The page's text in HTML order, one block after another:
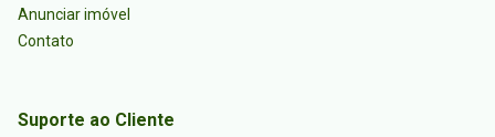
Anunciar imóvel
Contato
Suporte ao Cliente